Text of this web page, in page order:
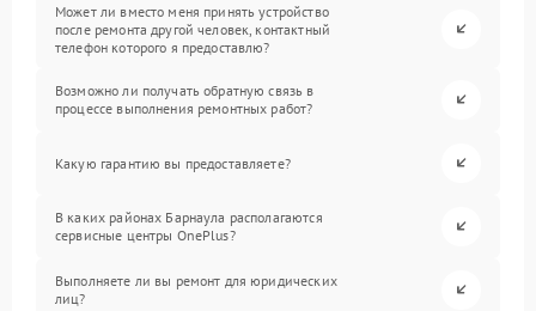
Может ли вместо меня принять устройство
после ремонта другой человек, контактный
телефон которого я предоставлю?
Возможно ли получать обратную связь в
процессе выполнения ремонтных работ?
Какую гарантию вы предоставляете?
В каких районах Барнаула располагаются
сервисные центры OnePlus?
Выполняете ли вы ремонт для юридических
лиц?